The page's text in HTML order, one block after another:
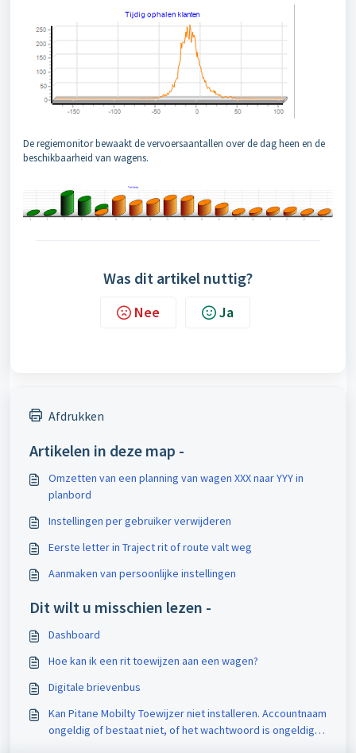
De regiemonitor bewaakt de vervoersaantallen over de dag heen en de
beschikbaarheid van wagens.
Was dit artikel nuttig?
Nee Ja
Afdrukken
Artikelen in deze map -
Omzetten van een planning van wagen XXX naar YYY in
planbord
Instellingen per gebruiker verwijderen
Eerste letter in Traject rit of route valt weg
Aanmaken van persoonlijke instellingen
Dit wilt u misschien lezen -
Dashboard
Hoe kan ik een rit toewijzen aan een wagen?
Digitale brievenbus
Kan Pitane Mobilty Toewijzer niet installeren. Accountnaam
ongeldig of bestaat niet, of het wachtwoord is ongeldig